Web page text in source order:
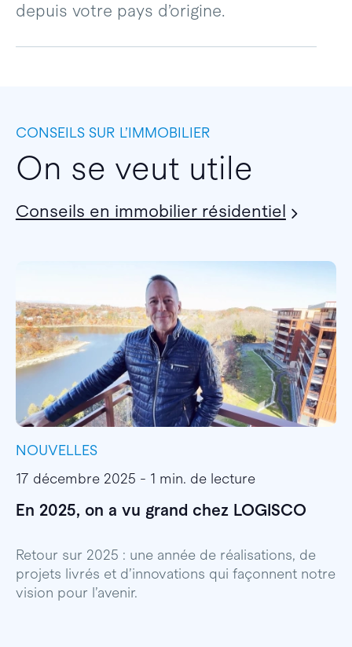
depuis votre pays d’origine.
CONSEILS SUR L’IMMOBILIER
On se veut utile
Conseils en immobilier résidentiel
NOUVELLES
17 décembre 2025 - 1 min. de lecture
En 2025, on a vu grand chez LOGISCO
Retour sur 2025 : une année de réalisations, de
projets livrés et d’innovations qui façonnent notre
vision pour l’avenir.